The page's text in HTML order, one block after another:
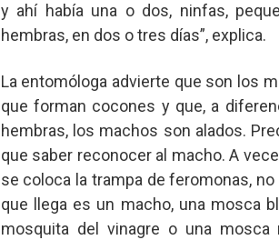
y ahí había una o dos, ninfas,
hembras, en dos o tres días”, explica.
La entomóloga advierte que son los
que forman cocones y que, a
hembras, los machos son alados.
que saber reconocer al macho. A
se coloca la trampa de feromonas,
que llega es un macho, una mosca
mosquita del vinagre o una mosca